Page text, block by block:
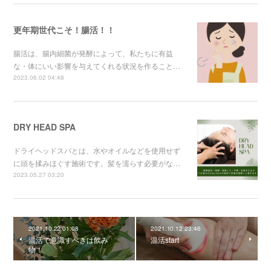
更年期世代こそ！腸活！！
腸活は、腸内細菌が発酵によって、私たちに有益
な・体にいい影響を与えてくれる状況を作ること…
2023.06.02 04:48
DRY HEAD SPA
ドライヘッドスパとは、水やオイルなどを使用せず
に頭を揉みほぐす施術です。髪を濡らす必要がな…
2023.05.27 03:20
2021.10.22 01:08
温活で意識すべきは飲み
物！
2021.10.12 23:46
温活start